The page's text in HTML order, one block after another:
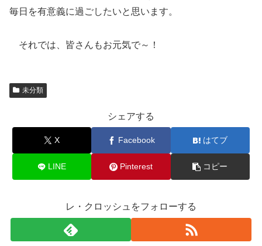
毎日を有意義に過ごしたいと思います。
それでは、皆さんもお元気で～！
未分類
シェアする
X Facebook はてブ
LINE Pinterest コピー
レ・クロッシュをフォローする